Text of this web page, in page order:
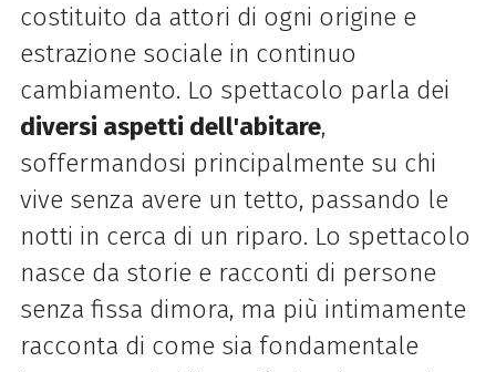
costituito da attori di ogni origine e
estrazione sociale in continuo
cambiamento. Lo spettacolo parla dei
diversi aspetti dell'abitare,
soffermandosi principalmente su chi
vive senza avere un tetto, passando le
notti in cerca di un riparo. Lo spettacolo
nasce da storie e racconti di persone
senza fissa dimora, ma più intimamente
racconta di come sia fondamentale